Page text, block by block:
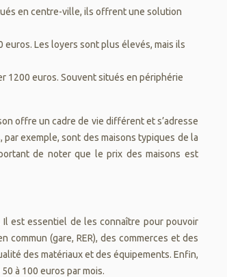
en centre-ville, ils offrent une solution
Les loyers sont plus élevés, mais ils
1200 euros. Souvent situés en périphérie
offre un cadre de vie différent et s’adresse
exemple, sont des maisons typiques de la
de noter que le prix des maisons est
est essentiel de les connaître pour pouvoir
(gare, RER), des commerces et des
des matériaux et des équipements. Enfin,
à 100 euros par mois.